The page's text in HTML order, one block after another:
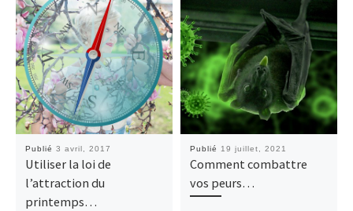
Publié 3 avril, 2017
Utiliser la loi de
l’attraction du
printemps…
Publié 19 juillet, 2021
Comment combattre
vos peurs…